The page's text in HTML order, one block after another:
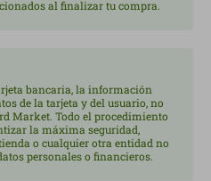
al finalizar tu compra.
bancaria, la información
de la tarjeta y del usuario, no
Market. Todo el procedimiento
la máxima seguridad,
o cualquier otra entidad no
personales o financieros.